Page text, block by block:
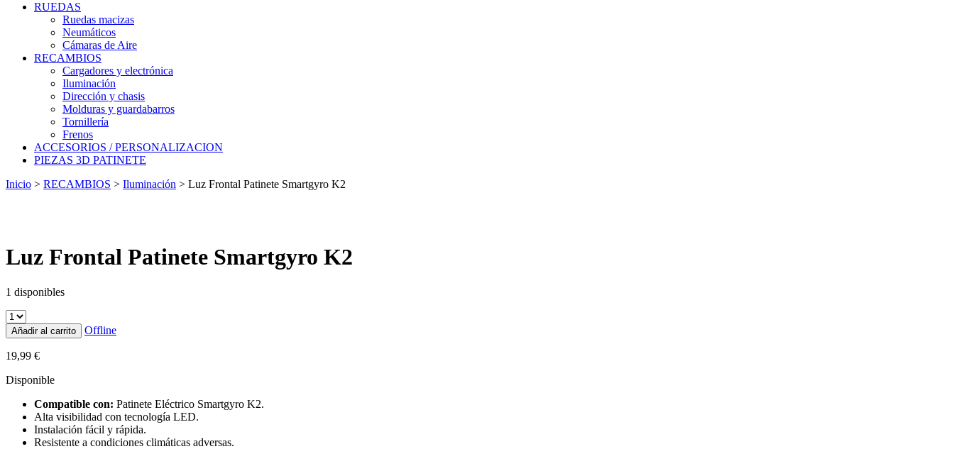
RUEDAS
Ruedas macizas
Neumáticos
Cámaras de Aire
RECAMBIOS
Cargadores y electrónica
Iluminación
Dirección y chasis
Molduras y guardabarros
Tornillería
Frenos
ACCESORIOS / PERSONALIZACION
PIEZAS 3D PATINETE
Inicio > RECAMBIOS > Iluminación > Luz Frontal Patinete Smartgyro K2
Luz Frontal Patinete Smartgyro K2
1 disponibles
Añadir al carrito Offline
19,99 €
Disponible
Compatible con: Patinete Eléctrico Smartgyro K2.
Alta visibilidad con tecnología LED.
Instalación fácil y rápida.
Resistente a condiciones climáticas adversas.